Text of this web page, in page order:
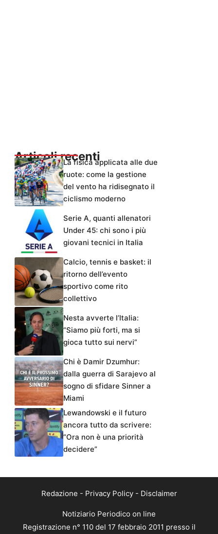
Articoli recentiLa fisica applicata alle due
ruote: come la gestione
del vento ha ridisegnato il
ciclismo moderno
Serie A, quanti allenatori
Under 45: chi sono i più
giovani tecnici in Italia
Calcio, tennis e basket: il
ritorno dell’evento
sportivo come rito
collettivo
Nesta avverte l’Italia:
“Siamo più forti, ma si
gioca tutto sui nervi”
Chi è Damir Dzumhur:
dalla guerra di Sarajevo al
sogno di sfidare Sinner a
Miami
Lewandowski e il futuro
ancora tutto da scrivere:
“Ora non è una priorità
decidere”
Redazione - Privacy Policy- Disclaimer
Notiziario Periodico on line
Registrazione n° 110 del 17 febbraio 2011 presso il